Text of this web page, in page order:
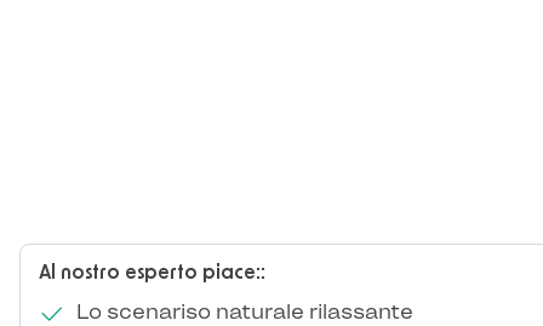
Al nostro esperto piace::
Lo scenariso naturale rilassante